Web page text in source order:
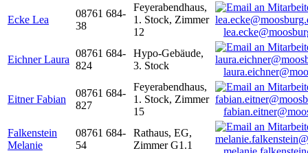
Ecke Lea
08761 684-
38
Feyerabendhaus,
1. Stock, Zimmer
12
Eichner Laura
08761 684-
824
Hypo-Gebäude,
3. Stock
Eitner Fabian
08761 684-
827
Feyerabendhaus,
1. Stock, Zimmer
15
Falkenstein
Melanie
08761 684-
54
Rathaus, EG,
Zimmer G1.1